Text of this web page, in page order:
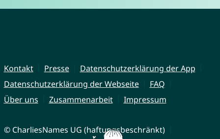
Kontakt Presse
Datenschutzerklärung der App
Datenschutzerklärung der Webseite
FAQ
Über uns
Zusammenarbeit Impressum
© CharliesNames UG (haftungsbeschränkt)